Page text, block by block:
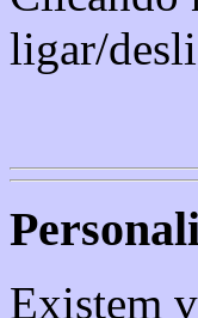
ligar/
Existem